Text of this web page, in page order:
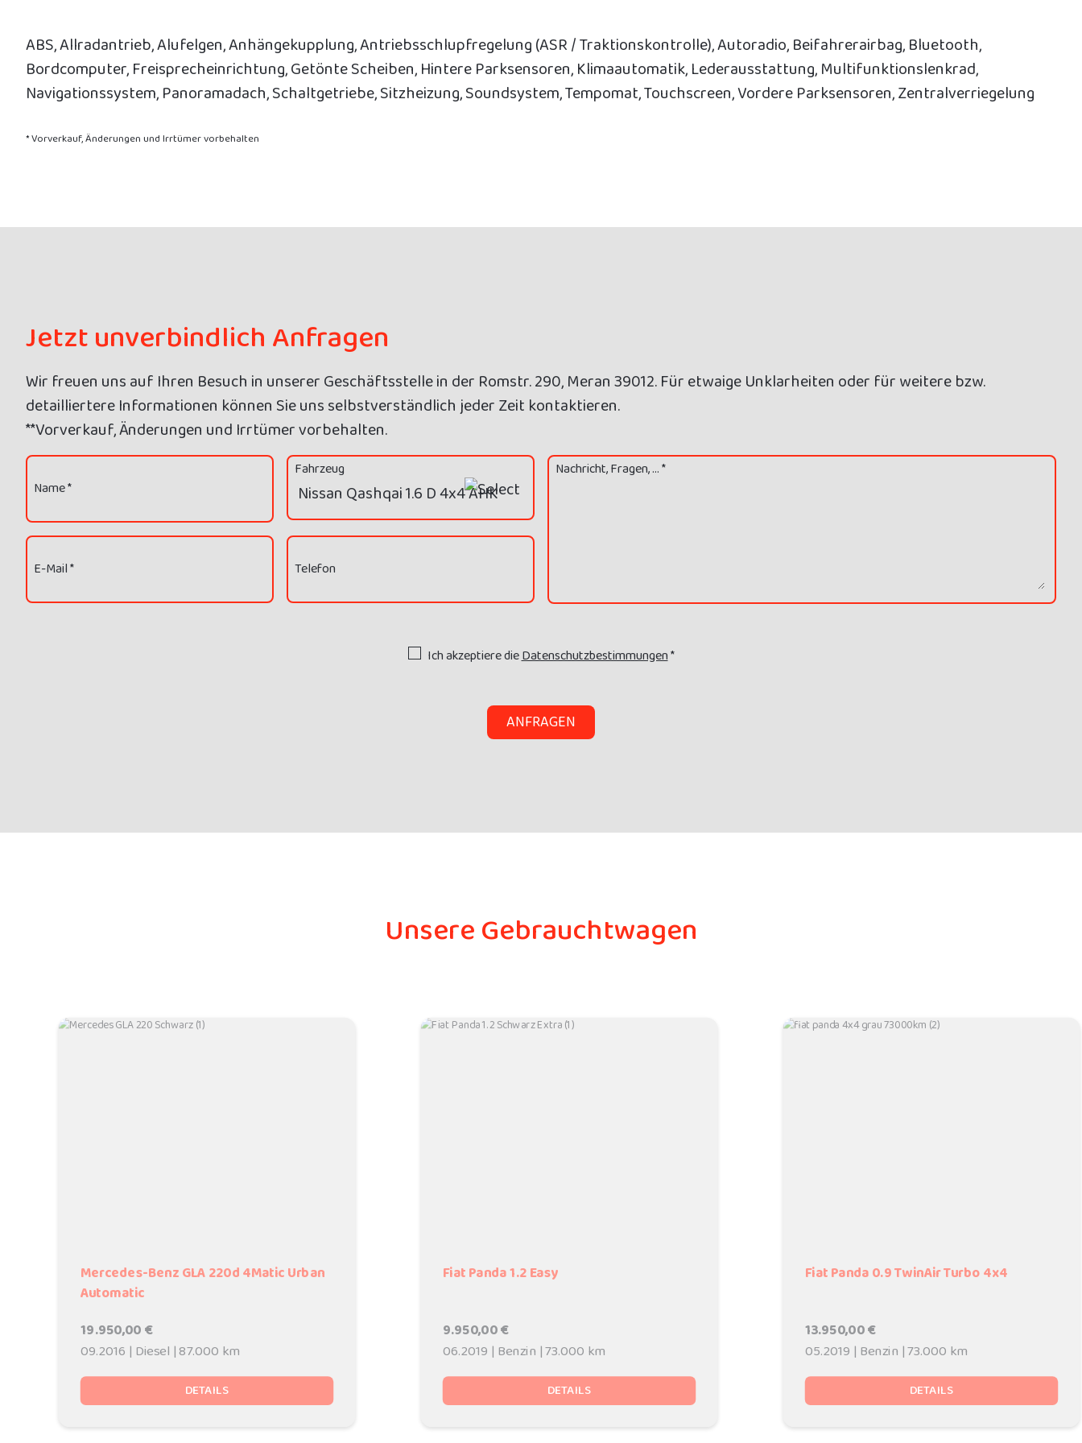
ABS, Allradantrieb, Alufelgen, Anhängekupplung, Antriebsschlupfregelung (ASR / Traktionskontrolle), Autoradio, Beifahrerairbag, Bluetooth,
Bordcomputer, Freisprecheinrichtung, Getönte Scheiben, Hintere Parksensoren, Klimaautomatik, Lederausstattung, Multifunktionslenkrad,
Navigationssystem, Panoramadach, Schaltgetriebe, Sitzheizung, Soundsystem, Tempomat, Touchscreen, Vordere Parksensoren, Zentralverriegelung
* Vorverkauf, Änderungen und Irrtümer vorbehalten
Jetzt unverbindlich Anfragen
Wir freuen uns auf Ihren Besuch in unserer Geschäftsstelle in der Romstr. 290, Meran 39012. Für etwaige Unklarheiten oder für weitere bzw.
detailliertere Informationen können Sie uns selbstverständlich jeder Zeit kontaktieren.
**Vorverkauf, Änderungen und Irrtümer vorbehalten.
Name *
Fahrzeug
E-Mail * Telefon
Nachricht, Fragen, ... *
Ich akzeptiere dieDatenschutzbestimmungen*
ANFRAGEN
Unsere Gebrauchtwagen
Mercedes-Benz GLA 220d 4Matic Urban
Automatic
19.950,00 €
09.2016 | Diesel | 87.000 km
DETAILS
Fiat Panda 1.2 Easy
9.950,00 €
06.2019 | Benzin | 73.000 km
DETAILS
Fiat Panda 0.9 TwinAir Turbo 4x4
13.950,00 €
05.2019 | Benzin | 73.000 km
DETAILS